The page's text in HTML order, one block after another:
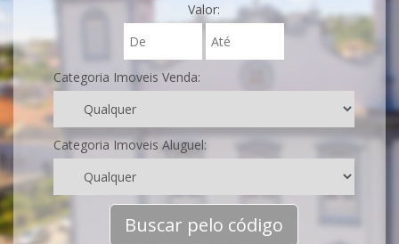
Valor:
Categoria Imoveis Venda:
Categoria Imoveis Aluguel:
Buscar pelo código